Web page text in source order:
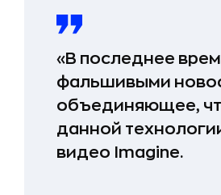
«В последнее
фальшивыми
объединяющее,
данной
видео Imagine.